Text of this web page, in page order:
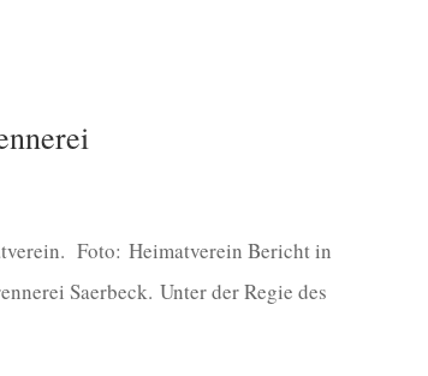
Foto: Heimatverein Bericht in
Saerbeck. Unter der Regie des